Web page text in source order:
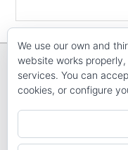
Copyright © ECV
Tema:
We use our own and
website works
services. You can
cookies, or configure